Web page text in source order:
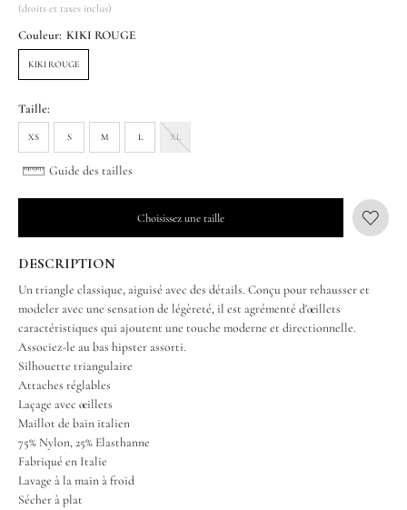
(droits et taxes inclus)
Couleur: KIKI ROUGE
KIKI ROUGE
Taille:
XS S M L XL
Guide des tailles
Choisissez une taille
DESCRIPTION
Un triangle classique, aiguisé avec des détails. Conçu pour rehausser et
modeler avec une sensation de légèreté, il est agrémenté d'œillets
caractéristiques qui ajoutent une touche moderne et directionnelle.
Associez-le au bas hipster assorti.
Silhouette triangulaire
Attaches réglables
Laçage avec œillets
Maillot de bain italien
75% Nylon, 25% Elasthanne
Fabriqué en Italie
Lavage à la main à froid
Sécher à plat